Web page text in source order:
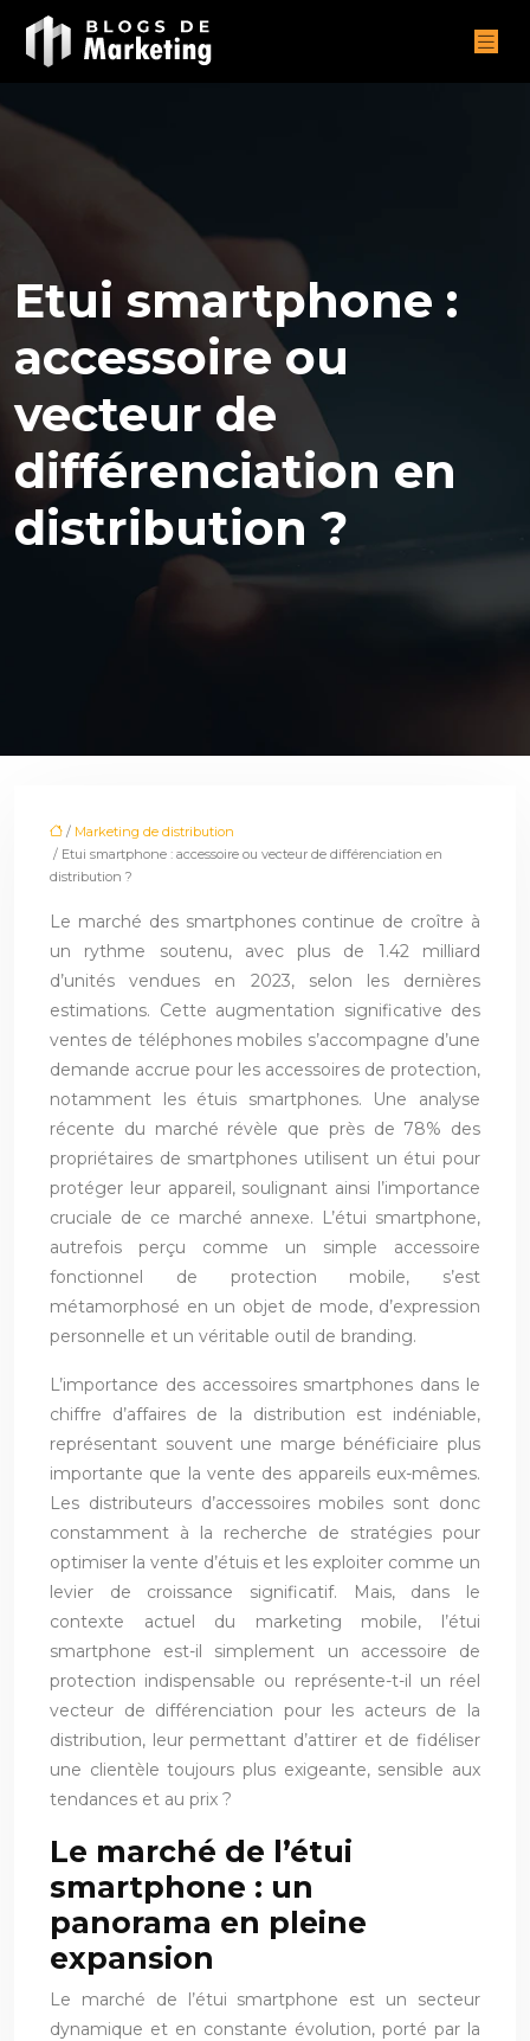
Etui smartphone :
accessoire ou
vecteur de
différenciation en
distribution ?
/ Marketing de distribution
/ Etui smartphone : accessoire ou vecteur de différenciation en
distribution ?
Le marché des smartphones continue de croître à
un rythme soutenu, avec plus de 1.42 milliard
d’unités vendues en 2023, selon les dernières
estimations. Cette augmentation significative des
ventes de téléphones mobiles s’accompagne d’une
demande accrue pour les accessoires de protection,
notamment les étuis smartphones. Une analyse
récente du marché révèle que près de 78% des
propriétaires de smartphones utilisent un étui pour
protéger leur appareil, soulignant ainsi l’importance
cruciale de ce marché annexe. L’étui smartphone,
autrefois perçu comme un simple accessoire
fonctionnel de protection mobile, s’est
métamorphosé en un objet de mode, d’expression
personnelle et un véritable outil de branding.
L’importance des accessoires smartphones dans le
chiffre d’affaires de la distribution est indéniable,
représentant souvent une marge bénéficiaire plus
importante que la vente des appareils eux-mêmes.
Les distributeurs d’accessoires mobiles sont donc
constamment à la recherche de stratégies pour
optimiser la vente d’étuis et les exploiter comme un
levier de croissance significatif. Mais, dans le
contexte actuel du marketing mobile, l’étui
smartphone est-il simplement un accessoire de
protection indispensable ou représente-t-il un réel
vecteur de différenciation pour les acteurs de la
distribution, leur permettant d’attirer et de fidéliser
une clientèle toujours plus exigeante, sensible aux
tendances et au prix ?
Le marché de l’étui
smartphone : un
panorama en pleine
expansion
Le marché de l’étui smartphone est un secteur
dynamique et en constante évolution, porté par la